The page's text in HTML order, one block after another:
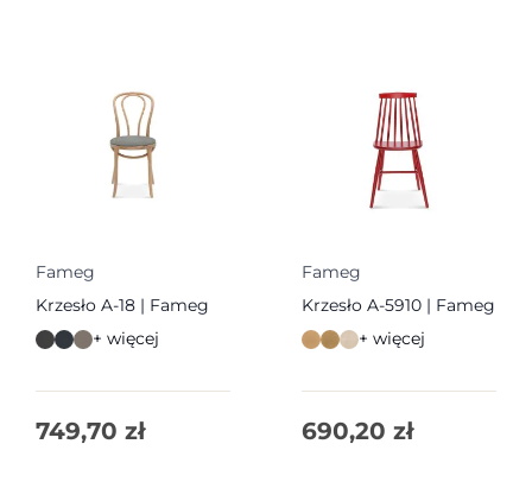
Fameg
Krzesło A-18 | Fameg
+ więcej
749,70 zł
Fameg
Krzesło A-5910 | Fameg
+ więcej
690,20 zł